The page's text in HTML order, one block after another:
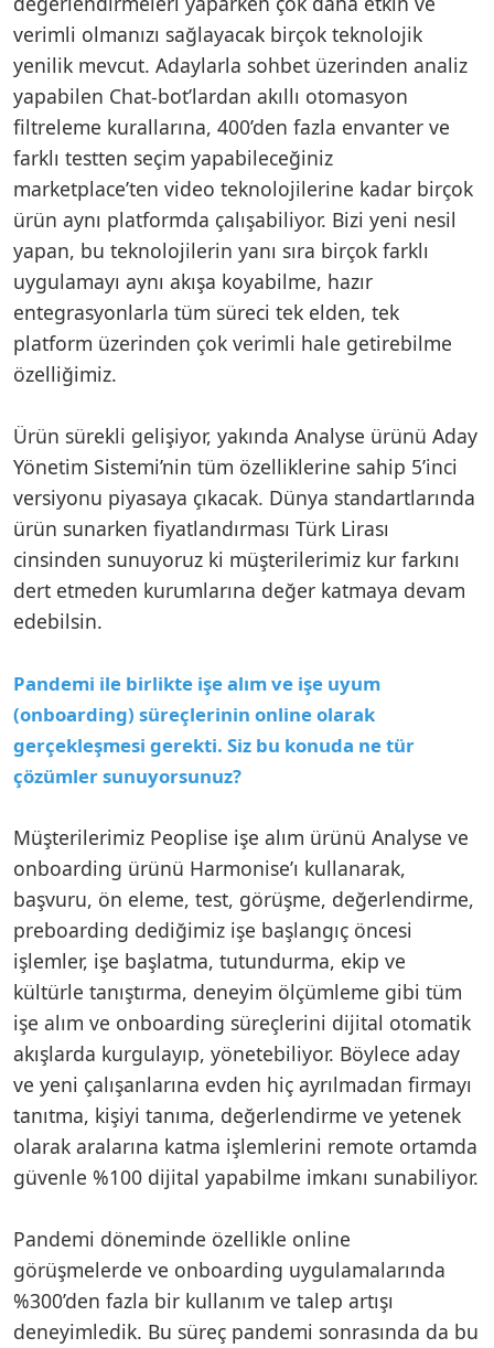
verimli olmanızı sağlayacak birçok teknolojik
yenilik mevcut. Adaylarla sohbet üzerinden analiz
yapabilen Chat-bot’lardan akıllı otomasyon
filtreleme kurallarına, 400’den fazla envanter ve
farklı testten seçim yapabileceğiniz
marketplace’ten video teknolojilerine kadar birçok
ürün aynı platformda çalışabiliyor. Bizi yeni nesil
yapan, bu teknolojilerin yanı sıra birçok farklı
uygulamayı aynı akışa koyabilme, hazır
entegrasyonlarla tüm süreci tek elden, tek
platform üzerinden çok verimli hale getirebilme
özelliğimiz.
Ürün sürekli gelişiyor, yakında Analyse ürünü Aday
Yönetim Sistemi’nin tüm özelliklerine sahip 5’inci
versiyonu piyasaya çıkacak. Dünya standartlarında
ürün sunarken fiyatlandırması Türk Lirası
cinsinden sunuyoruz ki müşterilerimiz kur farkını
dert etmeden kurumlarına değer katmaya devam
edebilsin.
Pandemi ile birlikte işe alım ve işe uyum
(onboarding) süreçlerinin online olarak
gerçekleşmesi gerekti. Siz bu konuda ne tür
çözümler sunuyorsunuz?
Müşterilerimiz Peoplise işe alım ürünü Analyse ve
onboarding ürünü Harmonise’ı kullanarak,
başvuru, ön eleme, test, görüşme, değerlendirme,
preboarding dediğimiz işe başlangıç öncesi
işlemler, işe başlatma, tutundurma, ekip ve
kültürle tanıştırma, deneyim ölçümleme gibi tüm
işe alım ve onboarding süreçlerini dijital otomatik
akışlarda kurgulayıp, yönetebiliyor. Böylece aday
ve yeni çalışanlarına evden hiç ayrılmadan firmayı
tanıtma, kişiyi tanıma, değerlendirme ve yetenek
olarak aralarına katma işlemlerini remote ortamda
güvenle %100 dijital yapabilme imkanı sunabiliyor.
Pandemi döneminde özellikle online
görüşmelerde ve onboarding uygulamalarında
%300’den fazla bir kullanım ve talep artışı
deneyimledik. Bu süreç pandemi sonrasında da bu